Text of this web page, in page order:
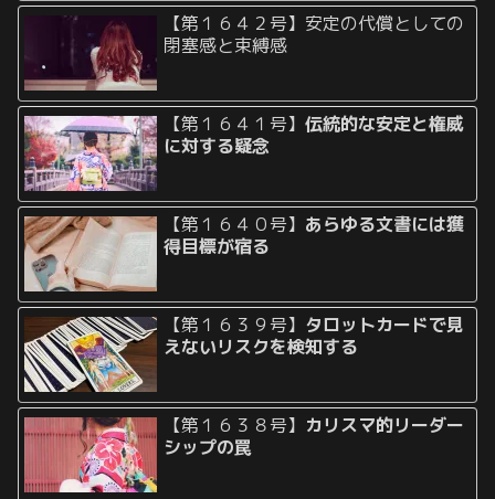
【第１６４２号】安定の代償としての
閉塞感と束縛感
【第１６４１号】伝統的な安定と権威
に対する疑念
【第１６４０号】 あらゆる文書には獲
得目標が宿る
【第１６３９号】 タロットカードで見
えないリスクを検知する
【第１６３８号】 カリスマ的リーダー
シップの罠